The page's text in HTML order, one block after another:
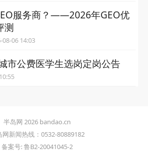
服务商？——2026年GEO优
测
岛网 2026-08-06 14:03
市公费医学生选岗定岗公告
10:55
半岛网 2026 bandao.cn
网新闻热线：0532-80889182
备案号: 鲁B2-20041045-2